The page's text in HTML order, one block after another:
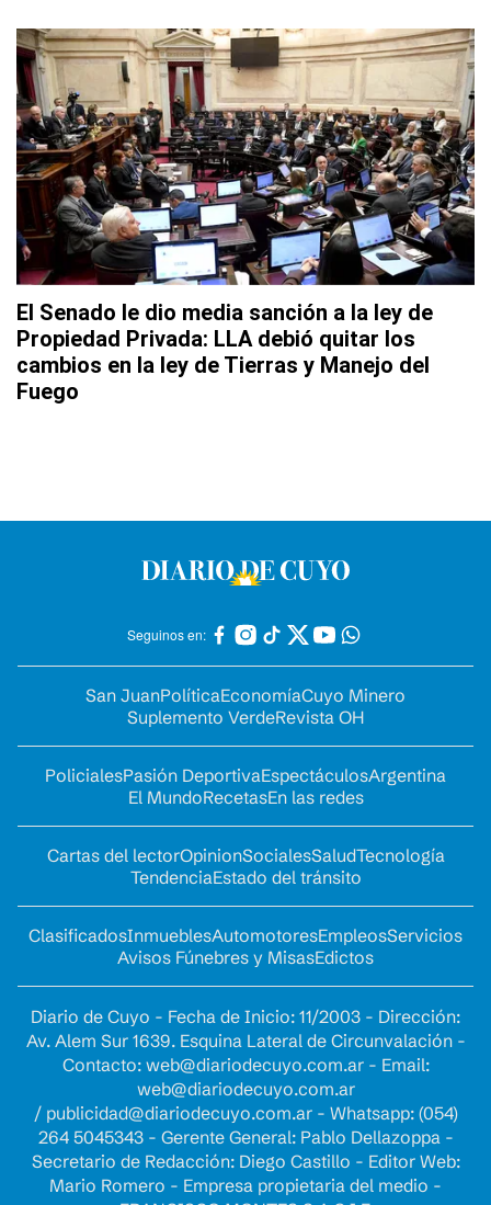
El Senado le dio media sanción a la ley de
Propiedad Privada: LLA debió quitar los
cambios en la ley de Tierras y Manejo del
Fuego
Seguinos en:
San JuanPolíticaEconomíaCuyo Minero
Suplemento VerdeRevista OH
PolicialesPasión DeportivaEspectáculosArgentina
El MundoRecetasEn las redes
Cartas del lectorOpinionSocialesSaludTecnología
TendenciaEstado del tránsito
ClasificadosInmueblesAutomotoresEmpleosServicios
Avisos Fúnebres y MisasEdictos
Diario de Cuyo - Fecha de Inicio: 11/2003 - Dirección:
Av. Alem Sur 1639. Esquina Lateral de Circunvalación -
Contacto: web@diariodecuyo.com.ar- Email:
web@diariodecuyo.com.ar
/ publicidad@diariodecuyo.com.ar- Whatsapp: (054)
264 5045343 - Gerente General: Pablo Dellazoppa -
Secretario de Redacción: Diego Castillo - Editor Web:
Mario Romero - Empresa propietaria del medio -